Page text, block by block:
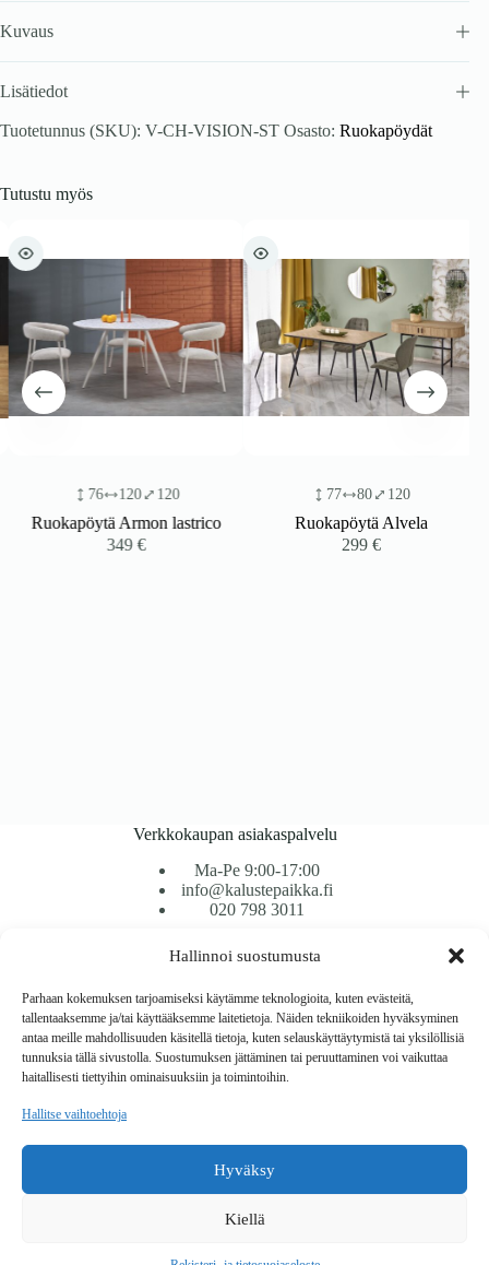
Hallinnoi suostumusta
Parhaan kokemuksen tarjoamiseksi käytämme teknologioita, kuten evästeitä,
tallentaaksemme ja/tai käyttääksemme laitetietoja. Näiden tekniikoiden hyväksyminen
antaa meille mahdollisuuden käsitellä tietoja, kuten selauskäyttäytymistä tai yksilöllisiä
tunnuksia tällä sivustolla. Suostumuksen jättäminen tai peruuttaminen voi vaikuttaa
haitallisesti tiettyihin ominaisuuksiin ja toimintoihin.
Hallitse vaihtoehtoja
Hyväksy
Kiellä
Kuvaus
Lisätiedot
Tuotetunnus (SKU): V-CH-VISION-ST Osasto: Ruokapöydät
Tutustu myös
76 120 120
Ruokapöytä Armon lastrico
349€
77 80 120
Ruokapöytä Alvela
299€
Verkkokaupan asiakaspalvelu
Ma-Pe 9:00-17:00
info@kalustepaikka.fi
020 798 3011
Tavarantoimitus / Maksutavat
Toimitustavat
Maksutavat
Vaihto ja palautus
Reklamaatiot
Copyright © 2026 Kalustepaikka